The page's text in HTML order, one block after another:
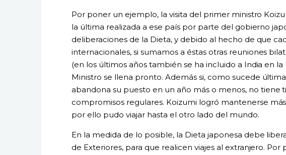
Por poner un ejemplo, la visita del primer ministro
la última realizada a ese país por parte del gobierno
deliberaciones de la Dieta, y debido al hecho de que
internacionales, si sumamos a éstas otras reuniones
(en los últimos años también se ha incluido a India en
Ministro se llena pronto. Además si, como sucede
abandona su puesto en un año más o menos, no
compromisos regulares. Koizumi logró mantenerse
por ello pudo viajar hasta el otro lado del mundo.
En la medida de lo posible, la Dieta japonesa debe
de Exteriores, para que realicen viajes al extranjero.